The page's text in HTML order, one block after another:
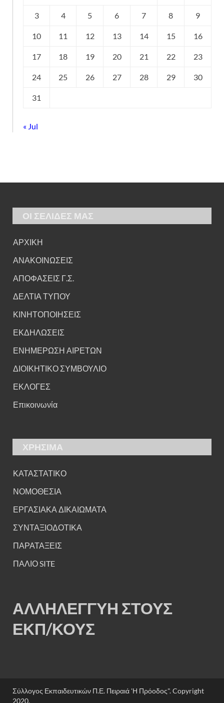
3 4 5 6 7 8 9
10 11 12 13 14 15 16
17 18 19 20 21 22 23
24 25 26 27 28 29 30
31
« Jul
ΟΙ ΣΕΛΙΔΕΣ ΜΑΣ
ΑΡΧΙΚΗ
ΑΝΑΚΟΙΝΩΣΕΙΣ
ΑΠΟΦΑΣΕΙΣ Γ.Σ.
ΔΕΛΤΙΑ ΤΥΠΟΥ
ΚΙΝΗΤΟΠΟΙΗΣΕΙΣ
ΕΚΔΗΛΩΣΕΙΣ
ΕΝΗΜΕΡΩΣΗ ΑΙΡΕΤΩΝ
ΔΙΟΙΚΗΤΙΚΟ ΣΥΜΒΟΥΛΙΟ
ΕΚΛΟΓΕΣ
Επικοινωνία
ΧΡΗΣΙΜΑ
ΚΑΤΑΣΤΑΤΙΚΟ
ΝΟΜΟΘΕΣΙΑ
ΕΡΓΑΣΙΑΚΑ ΔΙΚΑΙΩΜΑΤΑ
ΣΥΝΤΑΞΙΟΔΟΤΙΚΑ
ΠΑΡΑΤΑΞΕΙΣ
ΠΑΛΙΟ SITE
ΑΛΛΗΛΕΓΓΥΗ ΣΤΟΥΣ
ΕΚΠ/ΚΟΥΣ
Σύλλογος Εκπαιδευτικών Π.Ε. Πειραιά 'Η Πρόοδος". Copyright
2020.